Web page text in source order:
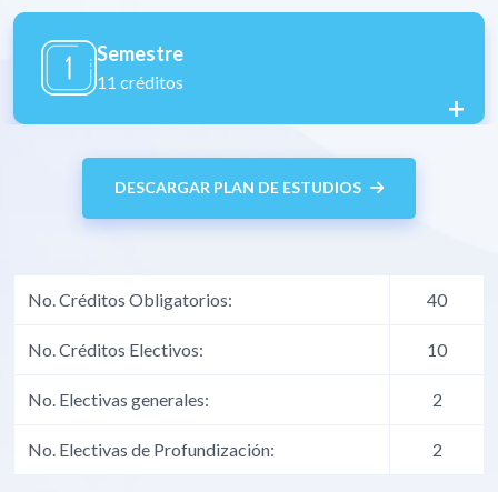
Semestre
12 créditos
+
DESCARGAR PLAN DE ESTUDIOS
No. Créditos Obligatorios: 40
No. Créditos Electivos: 10
No. Electivas generales: 2
No. Electivas de Profundización: 2